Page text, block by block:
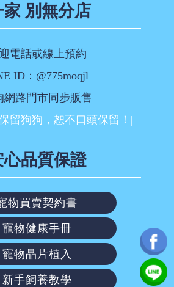
別無分店
電話或線上預約
ID：@775moqjl
網路門市同步販售
留狗狗，恕不口頭保留！|
品質保證
物買賣契約書
寵物健康手冊
寵物晶片植入
新手飼養教學